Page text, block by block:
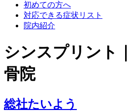
初めての方へ
対応できる症状リスト
院内紹介
シンスプリント
骨院
総社たいよう